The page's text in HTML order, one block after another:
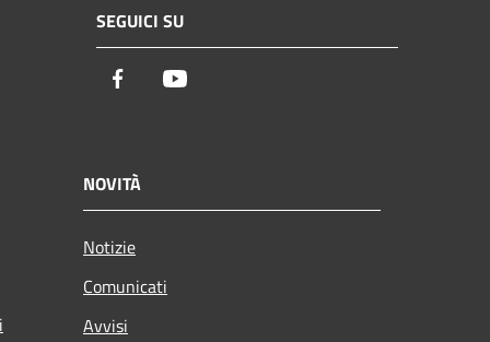
SEGUICI SU
Facebook
NOVITÀ
Notizie
Comunicati
Avvisi